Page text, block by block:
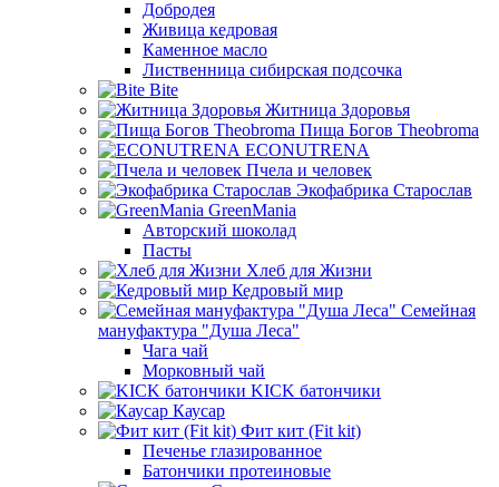
Добродея
Живица кедровая
Каменное масло
Лиственница сибирская подсочка
Bite
Житница Здоровья
Пища Богов Theobroma
ECONUTRENA
Пчела и человек
Экофабрика Старослав
GreenMania
Авторский шоколад
Пасты
Хлеб для Жизни
Кедровый мир
Семейная
мануфактура "Душа Леса"
Чага чай
Морковный чай
KICK батончики
Каусар
Фит кит (Fit kit)
Печенье глазированное
Батончики протеиновые